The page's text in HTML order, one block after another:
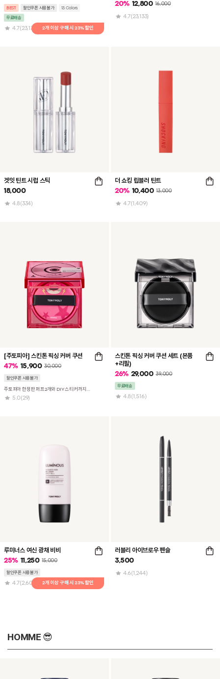
BEST 할인쿠폰 사용불가 13 Colors
무료배송
4.7 (23,133)
20% 12,800 16,000
4.7 (23,133)
겟잇 틴트 시럽 스틱
18,000
4.8 (334)
더 쇼킹 립블러 틴트
20% 10,400 13,000
4.7 (1,409)
[주토피아] 스킨톤 픽싱 커버 쿠션
47% 15,900 30,000
할인쿠폰 사용불가
주토피아 한정판 퍼프2개와 DIY 스티커까지 증정!
5.0 (29)
스킨톤 픽싱 커버 쿠션 세트 (본품
+리필)
26% 29,000 39,000
무료배송
4.8 (1,516)
루미너스 여신 광채 비비
25% 11,250 15,000
할인쿠폰 사용불가
4.7 (2,600)
러블리 아이브로우 펜슬
3,500
4.6 (1,244)
HOMME 😎